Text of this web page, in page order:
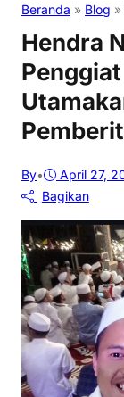
Beranda » Blog »
Hendra
By• April 27,
Bagikan